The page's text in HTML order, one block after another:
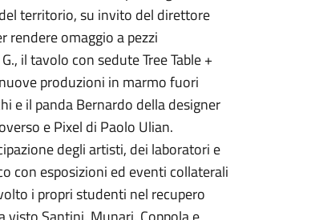
territorio, su invito del direttore
rendere omaggio a pezzi
il tavolo con sedute Tree Table +
produzioni in marmo fuori
e il panda Bernardo della designer
e Pixel di Paolo Ulian.
degli artisti, dei laboratori e
con esposizioni ed eventi collaterali
i propri studenti nel recupero